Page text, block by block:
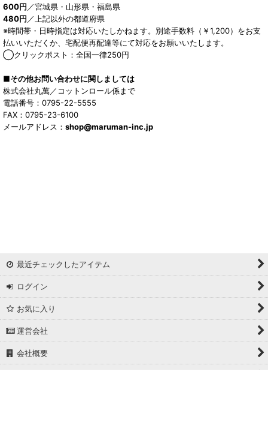
600円 ／宮城県・山形県・福島県
480円 ／上記以外の都道府県
※時間帯・日時指定は対応いたしかねます。別途手数料（￥1,200）をお支
払いいただくか、宅配便再配達等にて対応をお願いいたします。
◯クリックポスト：全国一律250円
■その他お問い合わせに関しましては
株式会社丸萬／コットンロール係まで
電話番号：0795-22-5555
FAX：0795-23-6100
メールアドレス： shop@maruman-inc.jp
最近チェックしたアイテム
ログイン
お気に入り
運営会社
会社概要